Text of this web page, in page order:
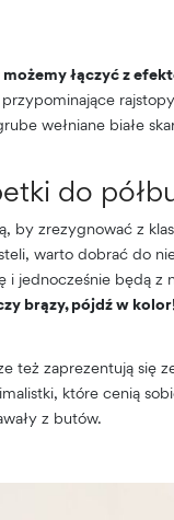
łączyć z
wełniane białe
do
by zrezygnować z
warto dobrać do
i jednocześnie będą z
brązy, pójdź w
też zaprezentują się
które cenią
z butów.